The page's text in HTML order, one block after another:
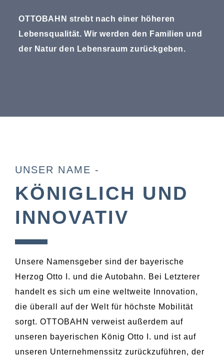
OTTOBAHN strebt nach einer höheren
Lebensqualität. Wir werden den Familien und
der Natur den Lebensraum zurückgeben.
UNSER NAME -
KÖNIGLICH UND
INNOVATIV
Unsere Namensgeber sind der bayerische
Herzog Otto I. und die Autobahn. Bei Letzterer
handelt es sich um eine weltweite Innovation,
die überall auf der Welt für höchste Mobilität
sorgt. OTTOBAHN verweist außerdem auf
unseren bayerischen König Otto I. und ist auf
unseren Unternehmenssitz zurückzuführen, der